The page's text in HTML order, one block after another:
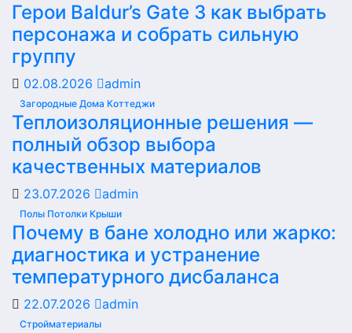
Герои Baldur’s Gate 3 как выбрать
персонажа и собрать сильную
группу
02.08.2026 admin
Загородные Дома Коттеджи
Теплоизоляционные решения —
полный обзор выбора
качественных материалов
23.07.2026 admin
Полы Потолки Крыши
Почему в бане холодно или жарко:
диагностика и устранение
температурного дисбаланса
22.07.2026 admin
Стройматериалы